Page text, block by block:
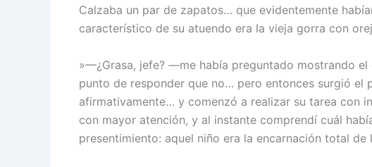
Calzaba un par de zapatos… que evidentemente
característico de su atuendo era la vieja gorra con
»—¿Grasa, jefe? —me había preguntado mostrando
punto de responder que no… pero entonces surgió el
afirmativamente… y comenzó a realizar su tarea con
con mayor atención, y al instante comprendí cuál
presentimiento: aquel niño era la encarnación total de